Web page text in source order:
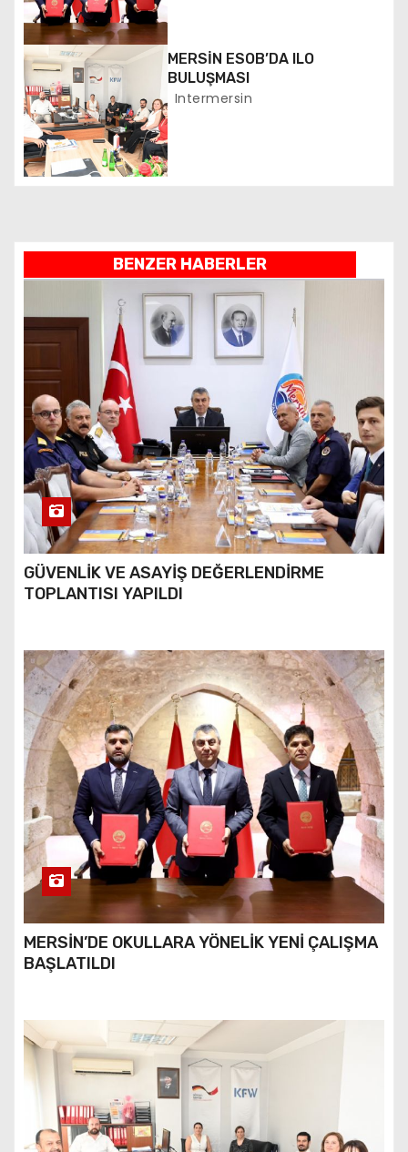
m
e
s
i
MERSİN ESOB’DA ILO
BULUŞMASI
Intermersin
BENZER HABERLER
GÜVENLİK VE ASAYİŞ DEĞERLENDİRME
TOPLANTISI YAPILDI
MERSİN’DE OKULLARA YÖNELİK YENİ ÇALIŞMA
BAŞLATILDI